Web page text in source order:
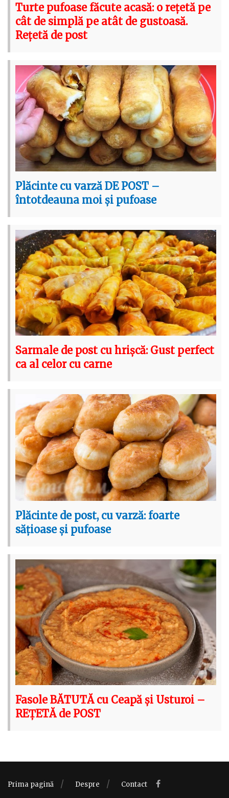
Turte pufoase făcute acasă: o rețetă pe
cât de simplă pe atât de gustoasă.
Rețetă de post
Plăcinte cu varză DE POST –
întotdeauna moi și pufoase
Sarmale de post cu hrișcă: Gust perfect
ca al celor cu carne
Plăcinte de post, cu varză: foarte
sățioase și pufoase
Fasole BĂTUTĂ cu Ceapă și Usturoi –
REȚETĂ de POST
Prima pagină Despre Contact